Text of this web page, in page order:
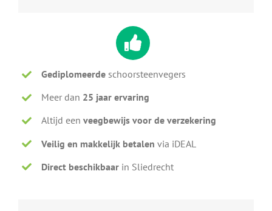
Gediplomeerde schoorsteenvegers
Meer dan 25 jaar ervaring
Altijd eenveegbewijs voor de verzekering
Veilig en makkelijk betalen via iDEAL
Direct beschikbaar in Sliedrecht